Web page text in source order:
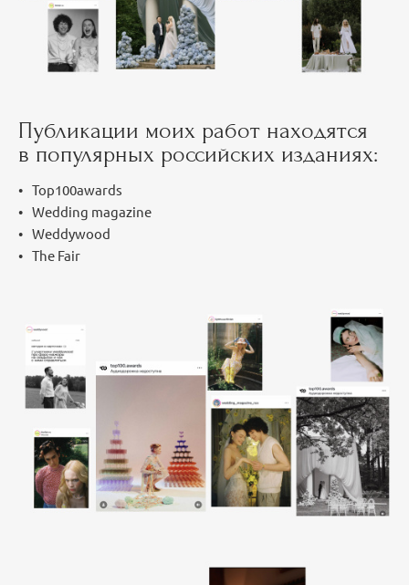
Публикации моих работ находятся
в популярных российских изданиях:
Top100awards
Wedding magazine
Weddywood
The Fair